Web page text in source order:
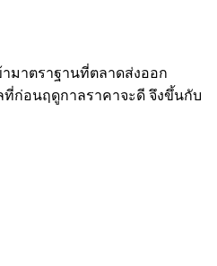
มาตราฐานที่ตลาดส่งออก
ที่ก่อนฤดูกาลราคาจะดี จึงขึ้นกับ